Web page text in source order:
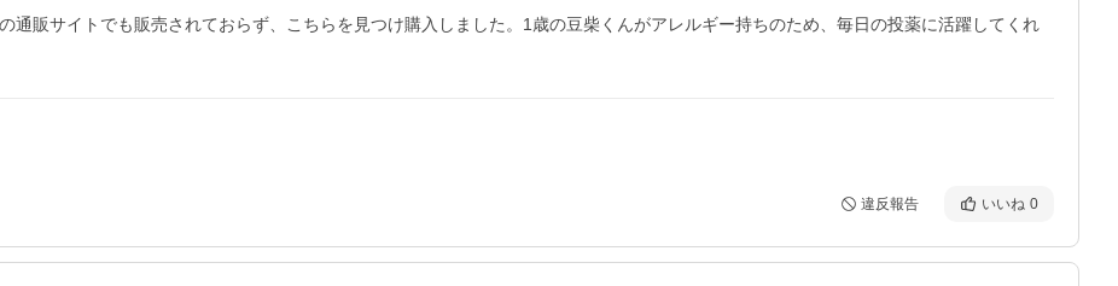
通販サイトでも販売されておらず、こちらを見つけ購入しました。1歳の豆柴くんがアレルギー持ちのため、毎日の投薬に活躍してくれ
違反報告 いいね 0